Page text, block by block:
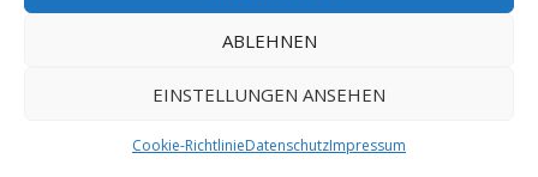
ABLEHNEN
EINSTELLUNGEN ANSEHEN
Cookie-RichtlinieDatenschutzImpressum
(8c+/9a)